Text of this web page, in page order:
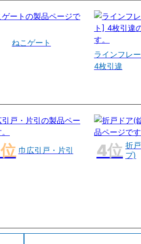
ねこゲート
ラインフレ
4枚引違
巾広引戸・片引
折
プ)